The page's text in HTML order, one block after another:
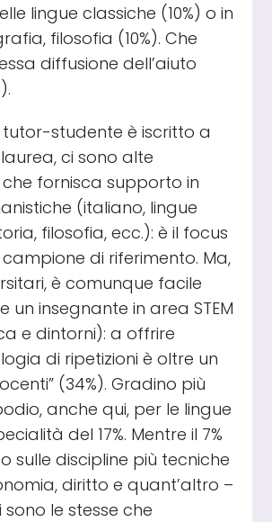
lingue classiche (10%) o in
filosofia (10%). Che
diffusione dell’aiuto
tutor-studente è iscritto a
ci sono alte
fornisca supporto in
(italiano, lingue
filosofia, ecc.): è il focus
di riferimento. Ma,
è comunque facile
un insegnante in area STEM
e dintorni): a offrire
di ripetizioni è oltre un
(34%). Gradino più
anche qui, per le lingue
del 17%. Mentre il 7%
sulle discipline più tecniche
diritto e quant’altro –
le stesse che